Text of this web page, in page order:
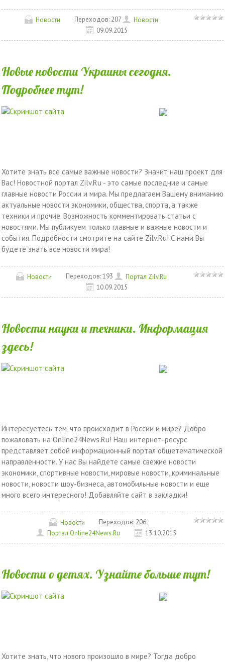
Новости Переходов: 207
Новости
09.09.2015
Новые новости Украины сегодня.
Подробнее тут!
Хотите знать все самые важные новости? Значит наш проект для
Вас! Новостной портал Zilv.Ru - это самые последние и самые
главные новости России и мира. Мы предлагаем Вашему вниманию
актуальные новости экономики, общества, спорта, а также
техники и прочие. Возможность комментировать статьи с
новостями. Мы публикуем только главные и важные новости и
события. Подробности смотрите на сайте Zilv.Ru! С нами Вы
будете знать все новости мира!
Новости Переходов: 193
Портал Zilv.Ru
10.09.2015
Новости науки и техники. Информация
здесь!
Интересуетесь тем, что происходит в России и мире? Добро
пожаловать на Оnline24News.Ru! Наш интернет-ресурс
представляет собой информационный портал общетематической
направленности. У нас Вы найдете самые свежие новости
экономики, спортивные новости, мировые новости, криминальные
новости, новости шоу-бизнеса, автомобильные новости и еще
много всего интересного! Добавляйте сайт в закладки!
Новости Переходов: 206
Портал Оnline24News.Ru
13.10.2015
Новости о детях. Узнайте больше тут!
Хотите знать, что нового произошло в мире? Тогда добро